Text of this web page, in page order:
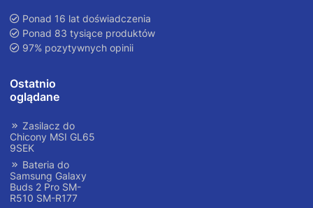
Ponad 16 lat doświadczenia
Ponad 83 tysiące produktów
97% pozytywnych opinii
Ostatnio
oglądane
Zasilacz do
Chicony MSI GL65
9SEK
Bateria do
Samsung Galaxy
Buds 2 Pro SM-
R510 SM-R177